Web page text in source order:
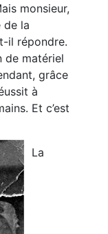
monsieur,
de la
il répondre.
de matériel
grâce
à
Et c’est
La